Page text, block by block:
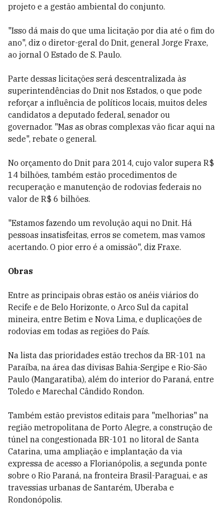
projeto e a gestão ambiental do conjunto.
"Isso dá mais do que uma licitação por dia até o fim do
ano", diz o diretor-geral do Dnit, general Jorge Fraxe,
ao jornal O Estado de S. Paulo.
Parte dessas licitações será descentralizada às
superintendências do Dnit nos Estados, o que pode
reforçar a influência de políticos locais, muitos deles
candidatos a deputado federal, senador ou
governador. "Mas as obras complexas vão ficar aqui na
sede", rebate o general.
No orçamento do Dnit para 2014, cujo valor supera R$
14 bilhões, também estão procedimentos de
recuperação e manutenção de rodovias federais no
valor de R$ 6 bilhões.
"Estamos fazendo um revolução aqui no Dnit. Há
pessoas insatisfeitas, erros se cometem, mas vamos
acertando. O pior erro é a omissão", diz Fraxe.
Obras
Entre as principais obras estão os anéis viários do
Recife e de Belo Horizonte, o Arco Sul da capital
mineira, entre Betim e Nova Lima, e duplicações de
rodovias em todas as regiões do País.
Na lista das prioridades estão trechos da BR-101 na
Paraíba, na área das divisas Bahia-Sergipe e Rio-São
Paulo (Mangaratiba), além do interior do Paraná, entre
Toledo e Marechal Cândido Rondon.
Também estão previstos editais para "melhorias" na
região metropolitana de Porto Alegre, a construção de
túnel na congestionada BR-101 no litoral de Santa
Catarina, uma ampliação e implantação da via
expressa de acesso a Florianópolis, a segunda ponte
sobre o Rio Paraná, na fronteira Brasil-Paraguai, e as
travessias urbanas de Santarém, Uberaba e
Rondonópolis.